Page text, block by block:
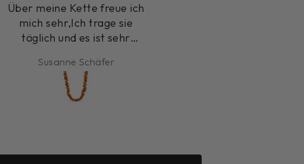
Viele schöne Angebote. Für
jeden ist etwas dabei
Anonym